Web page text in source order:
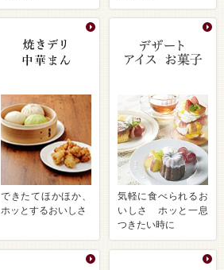
できたてほかほか、
ホッとするおいしさ
気軽に食べられるお
いしさ ホッと一息
つきたい時に